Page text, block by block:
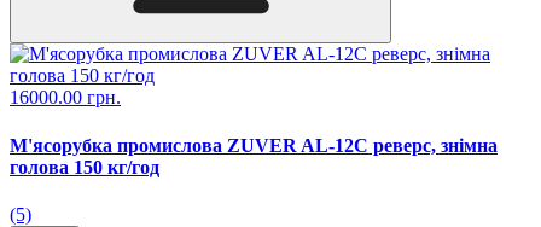
16000.00 грн.
М'ясорубка промислова ZUVER AL-12C реверс, знімна
голова 150 кг/год
(5)